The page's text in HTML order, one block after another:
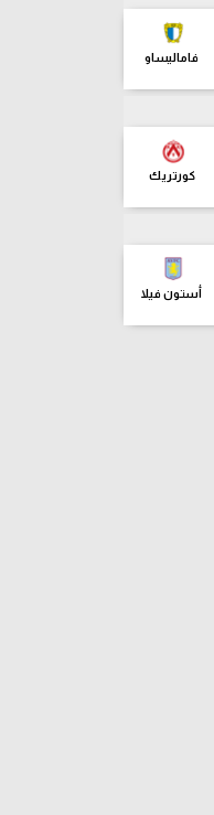
فاماليساو
كورتريك
أستون فيلا